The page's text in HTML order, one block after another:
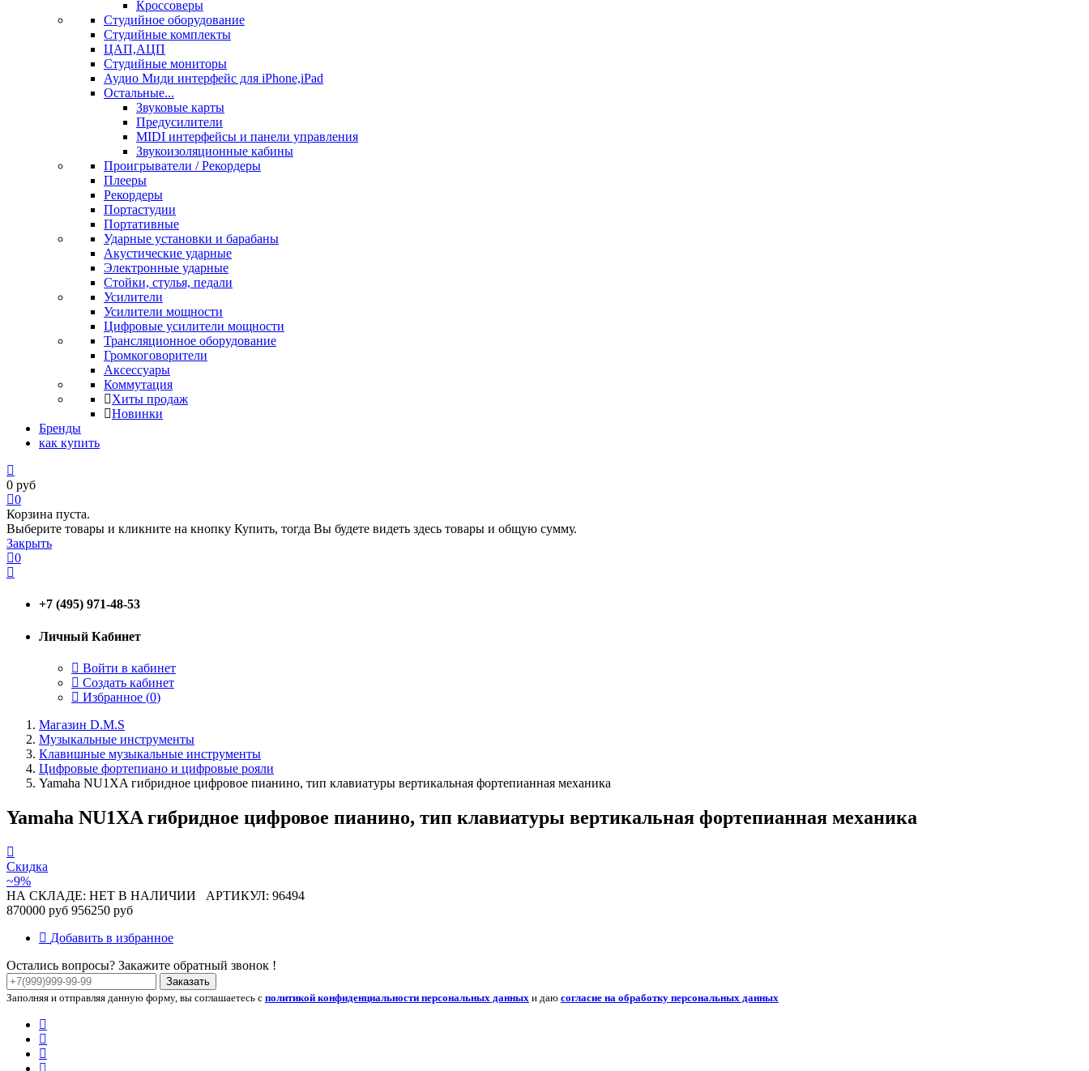
Кроссоверы
Студийное оборудование
Студийные комплекты
ЦАП,АЦП
Студийные мониторы
Аудио Миди интерфейс для iPhone,iPad
Остальные...
Звуковые карты
Предусилители
MIDI интерфейсы и панели управления
Звукоизоляционные кабины
Проигрыватели / Рекордеры
Плееры
Рекордеры
Портастудии
Портативные
Ударные установки и барабаны
Акустические ударные
Электронные ударные
Стойки, стулья, педали
Усилители
Усилители мощности
Цифровые усилители мощности
Трансляционное оборудование
Громкоговорители
Аксессуары
Коммутация
Хиты продаж
Новинки
Бренды
как купить
0 руб
0
Корзина пуста.
Выберите товары и кликните на кнопку Купить, тогда Вы будете видеть здесь товары и общую сумму.
Закрыть
0
+7 (495) 971-48-53
Личный Кабинет
Войти в кабинет
Создать кабинет
Избранное (0)
Магазин D.M.S
Музыкальные инструменты
Клавишные музыкальные инструменты
Цифровые фортепиано и цифровые рояли
Yamaha NU1XA гибридное цифровое пианино, тип клавиатуры вертикальная фортепианная механика
Yamaha NU1XA гибридное цифровое пианино, тип клавиатуры вертикальная фортепианная механика
Скидка
~9%
НА СКЛАДЕ: НЕТ В НАЛИЧИИ АРТИКУЛ: 96494
870000 руб 956250 руб
Добавить в избранное
Остались вопросы? Закажите обратный звонок !
Заказать
Заполняя и отправляя данную форму, вы соглашаетесь с политикой конфиденциальности персональных данных и даю согласие на обработку персональных данных